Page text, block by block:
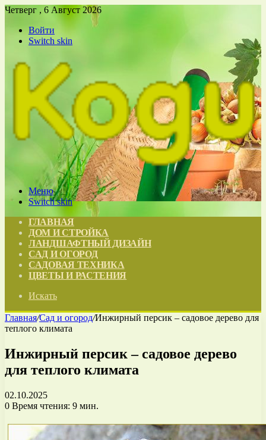
Четверг , 6 Август 2026
Войти
Switch skin
Меню
Switch skin
ГЛАВНАЯ
ДОМ И СТРОЙКА
ЛАНДШАФТНЫЙ ДИЗАЙН
САД И ОГОРОД
САДОВАЯ ТЕХНИКА
ЦВЕТЫ И РАСТЕНИЯ
Искать
Главная/Сад и огород/Инжирный персик – садовое дерево для
теплого климата
Инжирный персик – садовое дерево
для теплого климата
02.10.2025
0 Время чтения: 9 мин.